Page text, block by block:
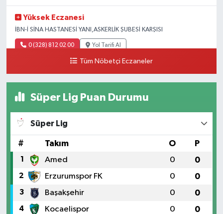
Yüksek Eczanesi
İBN-İ SİNA HASTANESİ YANI,ASKERLİK ŞUBESİ KARŞISI
0 (328) 812 02 00 Yol Tarifi Al
Tüm Nöbetçi Eczaneler
Süper Lig Puan Durumu
Süper Lig
# Takım O P
1 Amed 0 0
2 Erzurumspor FK 0 0
3 Başakşehir 0 0
4 Kocaelispor 0 0